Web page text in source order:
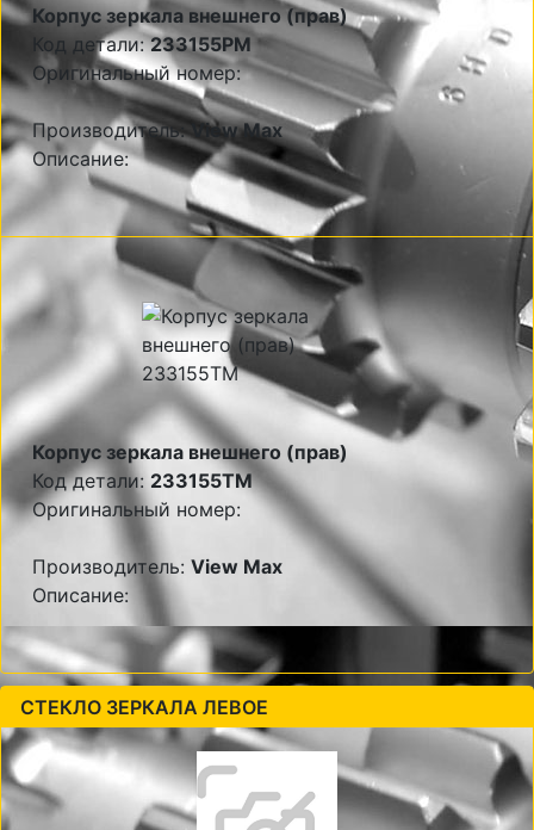
Корпус зеркала внешнего (прав)
Код детали:233155PM
Оригинальный номер:
Производитель: View Max
Описание:
Корпус зеркала внешнего (прав)
Код детали: 233155TM
Оригинальный номер:
Производитель: View Max
Описание:
СТЕКЛО ЗЕРКАЛА ЛЕВОЕ